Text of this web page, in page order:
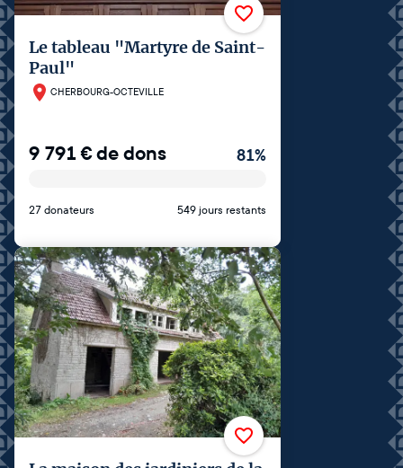
Le tableau "Martyre de Saint-
Paul"
CHERBOURG-OCTEVILLE
9 791€de dons 81%
27 donateurs 549 jours restants